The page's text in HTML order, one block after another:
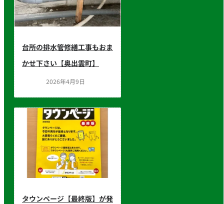
台所の排水管修繕工事もおま
かせ下さい【奥出雲町】
2026年4月9日
タウンページ【最終版】が発